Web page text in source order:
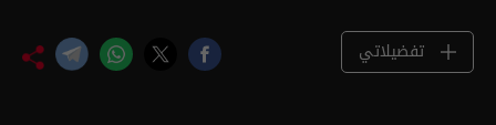
تفضيلاتي